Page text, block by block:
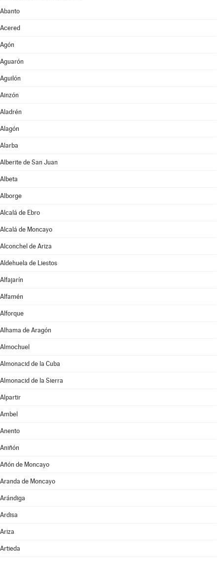
Abanto
Acered
Agón
Aguarón
Aguilón
Ainzón
Aladrén
Alagón
Alarba
Alberite de San Juan
Albeta
Alborge
Alcalá de Ebro
Alcalá de Moncayo
Alconchel de Ariza
Aldehuela de Liestos
Alfajarín
Alfamén
Alforque
Alhama de Aragón
Almochuel
Almonacid de la Cuba
Almonacid de la Sierra
Alpartir
Ambel
Anento
Aniñón
Añón de Moncayo
Aranda de Moncayo
Arándiga
Ardisa
Ariza
Artieda